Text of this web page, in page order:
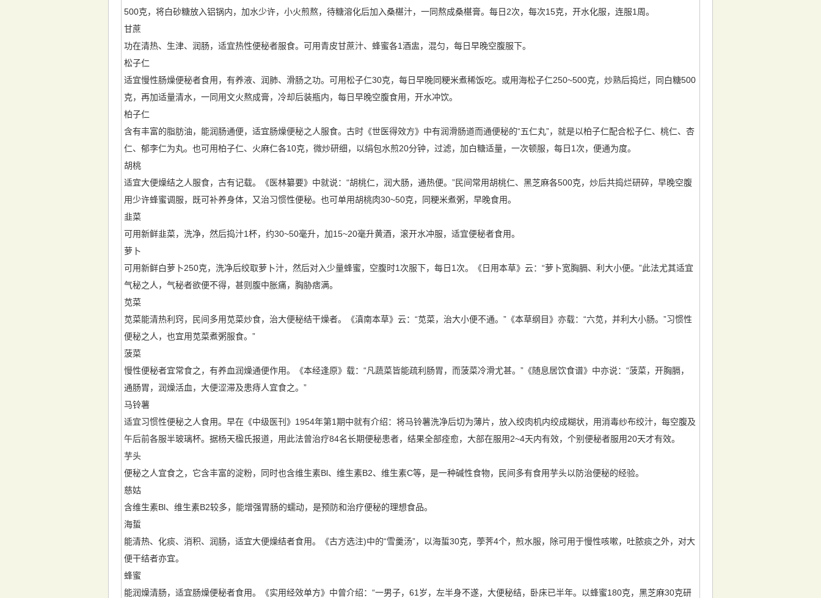
500克，将白砂糖放入铝锅内，加水少许，小火煎熬，待糖溶化后加入桑椹汁，一同熬成桑椹膏。每日2次，每次15克，开水化服，连服1周。
甘蔗
功在清热、生津、润肠，适宜热性便秘者服食。可用青皮甘蔗汁、蜂蜜各1酒盅，混匀，每日早晚空腹服下。
松子仁
适宜慢性肠燥便秘者食用，有养液、润肺、滑肠之功。可用松子仁30克，每日早晚同粳米煮稀饭吃。或用海松子仁250~500克，炒熟后捣烂，同白糖500
克，再加适量清水，一同用文火熬成膏，冷却后装瓶内，每日早晚空腹食用，开水冲饮。
柏子仁
含有丰富的脂肪油，能润肠通便，适宜肠燥便秘之人服食。古时《世医得效方》中有润滑肠道而通便秘的“五仁丸”，就是以柏子仁配合松子仁、桃仁、杏
仁、郁李仁为丸。也可用柏子仁、火麻仁各10克，微炒研细，以绢包水煎20分钟，过滤，加白糖适量，一次顿服，每日1次，便通为度。
胡桃
适宜大便燥结之人服食，古有记载。《医林纂要》中就说：“胡桃仁，润大肠，通热便。”民间常用胡桃仁、黑芝麻各500克，炒后共捣烂研碎，早晚空腹
用少许蜂蜜调服，既可补养身体，又治习惯性便秘。也可单用胡桃肉30~50克，同粳米煮粥，早晚食用。
韭菜
可用新鲜韭菜，洗净，然后捣汁1杯，约30~50毫升，加15~20毫升黄酒，滚开水冲服，适宜便秘者食用。
萝卜
可用新鲜白萝卜250克，洗净后绞取萝卜汁，然后对入少量蜂蜜，空腹时1次服下，每日1次。《日用本草》云：“萝卜宽胸膈、利大小便。”此法尤其适宜
气秘之人，气秘者欲便不得，甚则腹中胀痛，胸胁痞满。
苋菜
苋菜能清热利窍，民间多用苋菜炒食，治大便秘结干燥者。《滇南本草》云：“苋菜，治大小便不通。”《本草纲目》亦载：“六苋，并利大小肠。”习惯性
便秘之人，也宜用苋菜煮粥服食。”
菠菜
慢性便秘者宜常食之，有养血润燥通便作用。《本经逢原》载：“凡蔬菜皆能疏利肠胃，而菠菜冷滑尤甚。”《随息居饮食谱》中亦说：“菠菜，开胸膈，
通肠胃，润燥活血，大便涩滞及患痔人宜食之。”
马铃薯
适宜习惯性便秘之人食用。早在《中级医刊》1954年第1期中就有介绍：将马铃薯洗净后切为薄片，放入绞肉机内绞成糊状，用消毒纱布绞汁，每空腹及
午后前各服半玻璃杯。据杨天楹氏报道，用此法曾治疗84名长期便秘患者，结果全部痊愈，大部在服用2~4天内有效，个别便秘者服用20天才有效。
芋头
便秘之人宜食之，它含丰富的淀粉，同时也含维生素Bl、维生素B2、维生素C等，是一种碱性食物，民间多有食用芋头以防治便秘的经验。
慈姑
含维生素Bl、维生素B2较多，能增强胃肠的蠕动，是预防和治疗便秘的理想食品。
海蜇
能清热、化痰、消积、润肠，适宜大便燥结者食用。《古方选注)中的“雪羹汤”，以海蜇30克，荸荠4个，煎水服，除可用于慢性咳嗽，吐脓痰之外，对大
便干结者亦宜。
蜂蜜
能润燥清肠，适宜肠燥便秘者食用。《实用经效单方》中曾介绍：“一男子，61岁，左半身不遂，大便秘结，卧床已半年。以蜂蜜180克，黑芝麻30克研